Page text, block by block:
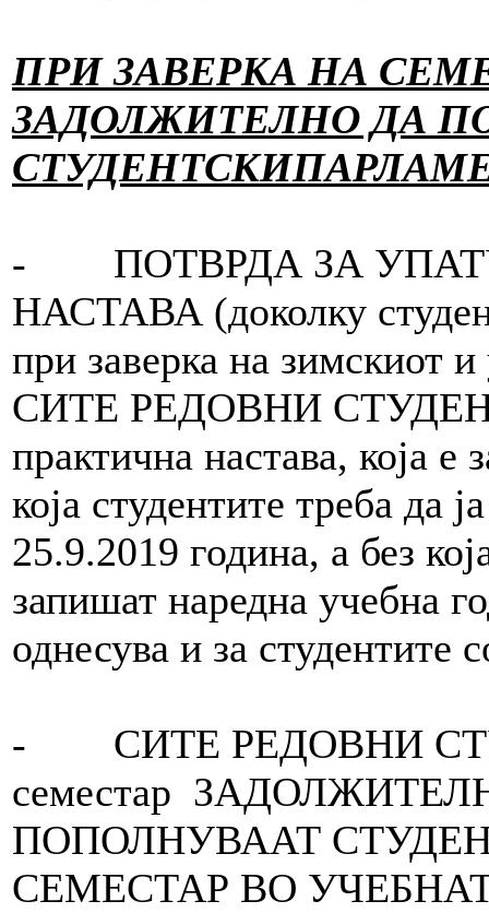
ПРИ ЗАВЕРКА НА
ЗАДОЛЖИТЕЛНО ДА
СТУДЕНТСКИ
- ПОТВРДА ЗА
НАСТАВА (доколку
при заверка на зимскиот
СИТЕ РЕДОВНИ
практична настава, која е
која студентите треба да
25.9.2019 година, а без
запишат наредна учебна
однесува и за
- СИТЕ РЕДОВНИ
семестар
ПОПОЛНУВААТ
СЕМЕСТАР ВО